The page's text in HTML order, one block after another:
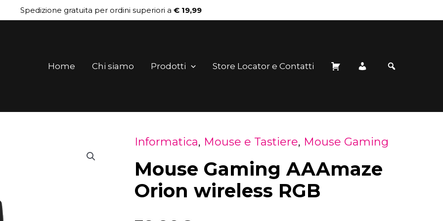
Spedizione gratuita per ordini superiori a € 19,99
Home Chi siamo Prodotti Store Locator e Contatti
Informatica, Mouse e Tastiere, Mouse Gaming
Mouse Gaming AAAmaze
Orion wireless RGB
Mouse
Gaming
AAAmaze